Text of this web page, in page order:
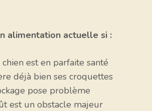
alimentation actuelle si :
chien est en parfaite santé
déjà bien ses croquettes
pose problème
est un obstacle majeur